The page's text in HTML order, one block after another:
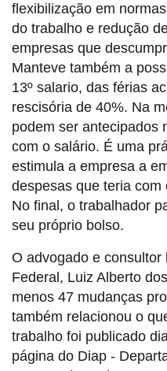
flexibilização em
do trabalho e redução
empresas que
Manteve também a
13º salario, das férias
rescisória de 40%. Na
podem ser antecipados
com o salário. É uma
estimula a empresa a
despesas que teria com
No final, o trabalhador
seu próprio bolso.
O advogado e
Federal, Luiz Alberto
menos 47 mudanças
também relacionou o
trabalho foi publicado
página do Diap -